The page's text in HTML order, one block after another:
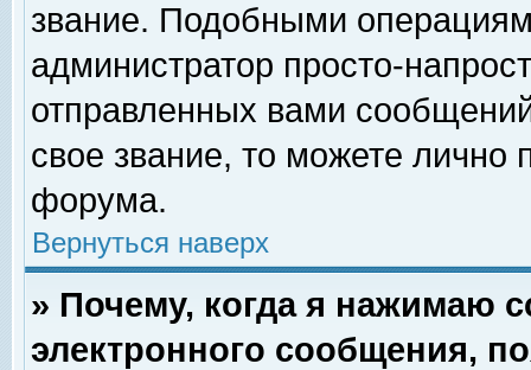
звание. Подобными
администратор просто-
отправленных вами
свое звание, то можете лично
форума.
Вернуться наверх
» Почему, когда я нажимаю
электронного сообщения,